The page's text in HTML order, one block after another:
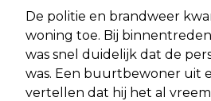
De politie en brandweer
woning toe. Bij
was snel duidelijk dat de
was. Een buurtbewoner uit
vertellen dat hij het al